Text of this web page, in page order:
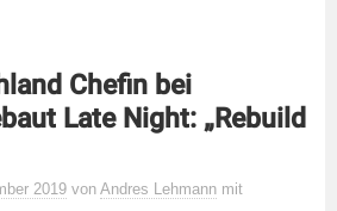
Chefin bei
Late Night: „Rebuild
2019 von Andres Lehmann mit